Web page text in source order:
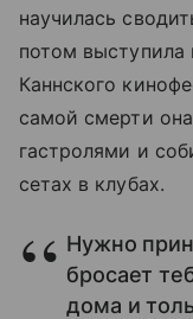
научилась
потом выступила
Каннского
самой смерти
гастролями и
сетах в клубах.
Нужно
бросает
дома и